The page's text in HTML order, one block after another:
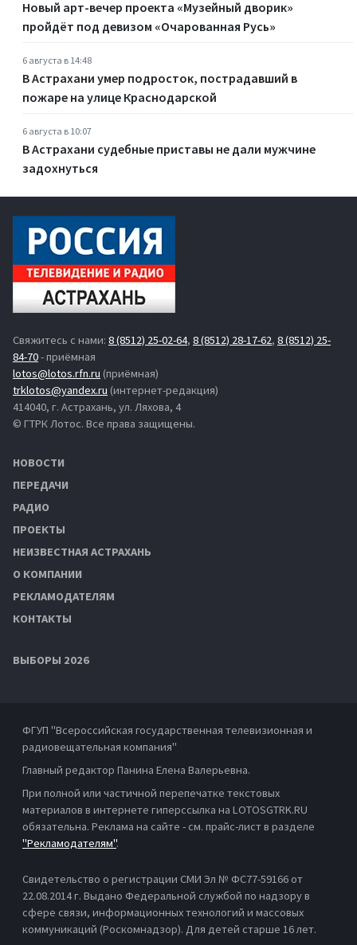
Новый арт-вечер проекта «Музейный дворик»
пройдёт под девизом «Очарованная Русь»
6 августа в 14:48
В Астрахани умер подросток, пострадавший в
пожаре на улице Краснодарской
6 августа в 10:07
В Астрахани судебные приставы не дали мужчине
задохнуться
Свяжитесь с нами: 8 (8512) 25-02-64, 8 (8512) 28-17-62, 8 (8512) 25-
84-70- приёмная
lotos@lotos.rfn.ru (приёмная)
trklotos@yandex.ru (интернет-редакция)
414040, г. Астрахань, ул. Ляхова, 4
© ГТРК Лотос. Все права защищены.
НОВОСТИ
ПЕРЕДАЧИ
РАДИО
ПРОЕКТЫ
НЕИЗВЕСТНАЯ АСТРАХАНЬ
О КОМПАНИИ
РЕКЛАМОДАТЕЛЯМ
КОНТАКТЫ
ВЫБОРЫ 2026
ФГУП "Всероссийская государственная телевизионная и
радиовещательная компания"
Главный редактор Панина Елена Валерьевна.
При полной или частичной перепечатке текстовых
материалов в интернете гиперссылка на LOTOSGTRK.RU
обязательна. Реклама на сайте - см. прайс-лист в разделе
"Рекламодателям".
Свидетельство о регистрации СМИ Эл № ФС77-59166 от
22.08.2014 г. Выдано Федеральной службой по надзору в
сфере связи, информационных технологий и массовых
коммуникаций (Роскомнадзор). Для детей старше 16 лет.